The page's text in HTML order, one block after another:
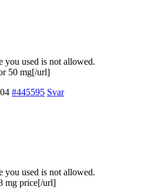
you used is not allowed.
50 mg[/url]
#445595 Svar
you used is not allowed.
mg price[/url]